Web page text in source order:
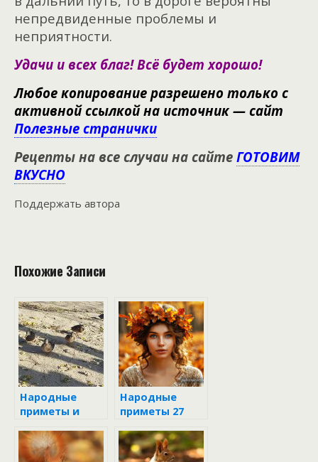
непредвиденные проблемы и
неприятности.
Удачи и всех благ! Всё будет хорошо!
Любое копирование разрешено только с
активной ссылкой на источник — сайт
Полезные странички
Рецепты на все случаи на сайте ГОТОВИМ
ВКУСНО
Поддержать автора
Похожие Записи
Народные
приметы и
октября
Народные
приметы 27